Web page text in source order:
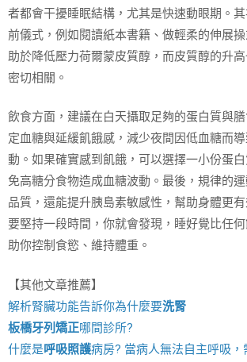
者都會干擾睡眠結構，尤其是快速動眼期。
前儀式，例如閱讀紙本書籍、做輕柔的伸展
助於降低壓力荷爾蒙皮質醇，而皮質醇的升
密切相關。
飲食方面，建議在白天攝取足夠的蛋白質與
定血糖與延緩飢餓感，減少夜間因低血糖而
動。如果確實感到飢餓，可以選擇一小份蛋
免高糖分食物造成血糖波動。最後，規律的
品質，還能提升胰島素敏感性，幫助身體更
要堅持一段時間，你就會發現，睡好覺比任
助你控制食慾、維持體重。
【其他文章推薦】
解析腎臟功能告訴你為什麼要洗腎
板橋牙列矯正哪間診所?
什麼是呼吸照護病房? 當病人無法自主呼吸，